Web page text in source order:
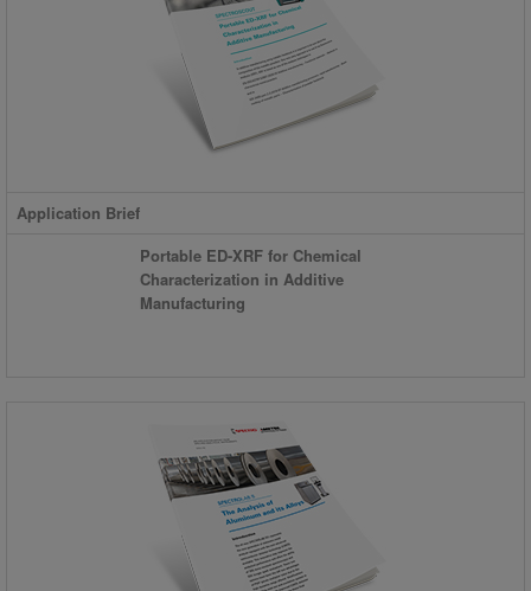
Application Brief
Portable ED-XRF for Chemical
Characterization in Additive
Manufacturing